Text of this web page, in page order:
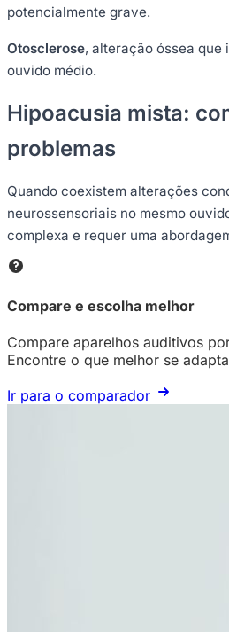
potencialmente grave.
Otosclerose, alteração óssea que
ouvido médio.
Hipoacusia mista:
problemas
Quando coexistem alterações
neurossensoriais no mesmo
complexa e requer uma
Compare e escolha melhor
Compare aparelhos auditivos
Encontre o que melhor se
Ir para o comparador